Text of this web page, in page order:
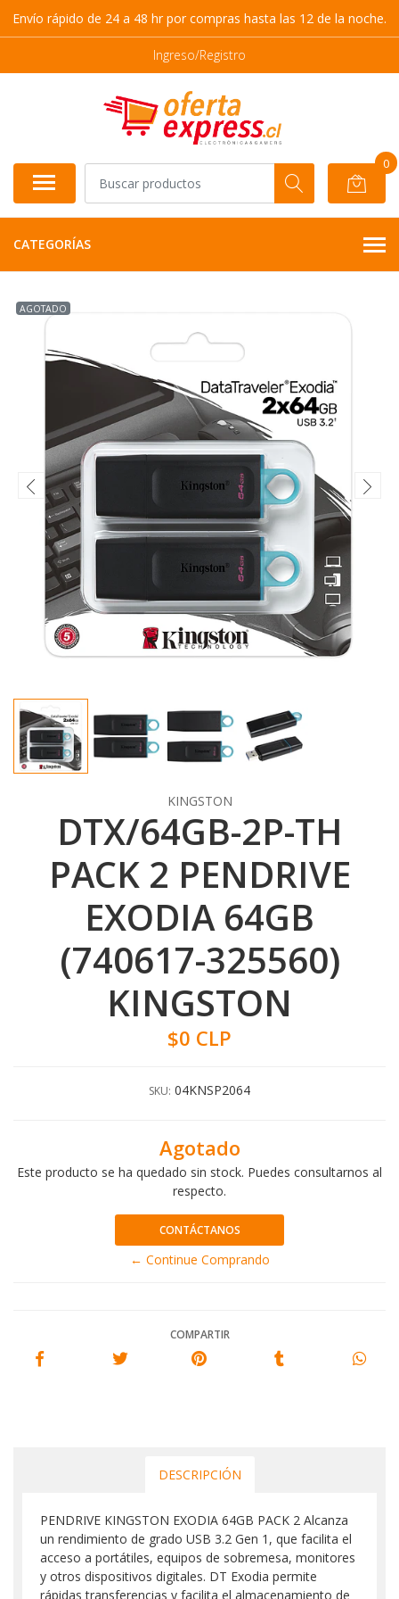
Envío rápido de 24 a 48 hr por compras hasta las 12 de la noche.
Ingreso/Registro
0
CATEGORÍAS
AGOTADO
KINGSTON
DTX/64GB-2P-TH
PACK 2 PENDRIVE
EXODIA 64GB
(740617-325560)
KINGSTON
$0 CLP
SKU: 04KNSP2064
Agotado
Este producto se ha quedado sin stock. Puedes consultarnos al
respecto.
CONTÁCTANOS
← Continue Comprando
COMPARTIR
DESCRIPCIÓN
PENDRIVE KINGSTON EXODIA 64GB PACK 2 Alcanza
un rendimiento de grado USB 3.2 Gen 1, que facilita el
acceso a portátiles, equipos de sobremesa, monitores
y otros dispositivos digitales. DT Exodia permite
rápidas transferencias y facilita el almacenamiento de